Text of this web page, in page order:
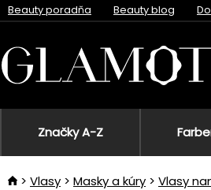
Beauty poradňa Beauty blog
Značky A-Z
Vlasy Masky a kúry
Vlasy